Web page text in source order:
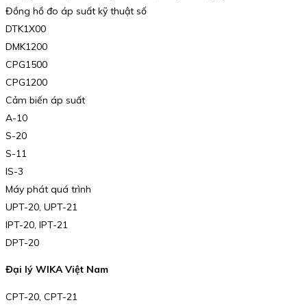
Đồng hồ đo áp suất kỹ thuật số
DTK1X00
DMK1200
CPG1500
CPG1200
Cảm biến áp suất
A-10
S-20
S-11
IS-3
Máy phát quá trình
UPT-20, UPT-21
IPT-20, IPT-21
DPT-20
Đại lý WIKA Việt Nam
CPT-20, CPT-21